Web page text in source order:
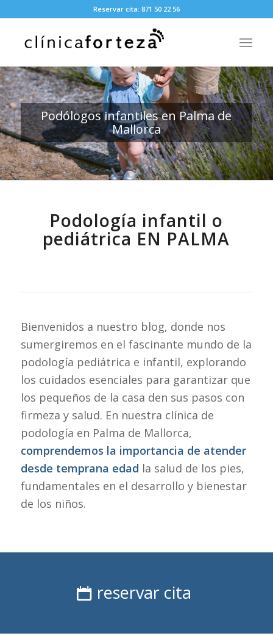
Reservar cita: 871 50 22 56
Podólogos infantiles en Palma de
Mallorca
Podología infantil o
pediátrica EN PALMA
Bienvenidos a nuestro blog, donde nos
sumergiremos en el fascinante mundo de la
podología pediátrica e infantil, explorando
los cuidados esenciales para garantizar que
los pequeños de la casa den sus pasos con
firmeza y salud. En nuestra clínica de
podología en Palma de Mallorca,
comprendemos la importancia de atender
desde temprana edad la salud de los pies,
fundamentales en el desarrollo y bienestar
de los niños.
reservar cita